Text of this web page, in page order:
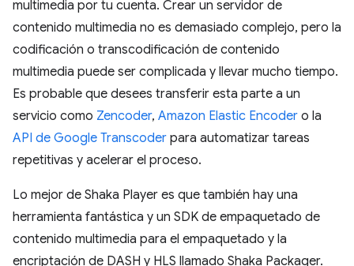
multimedia por tu cuenta. Crear un servidor de
contenido multimedia no es demasiado complejo, pero la
codificación o transcodificación de contenido
multimedia puede ser complicada y llevar mucho tiempo.
Es probable que desees transferir esta parte a un
servicio como Zencoder, Amazon Elastic Encoder o la
API de Google Transcoder para automatizar tareas
repetitivas y acelerar el proceso.
Lo mejor de Shaka Player es que también hay una
herramienta fantástica y un SDK de empaquetado de
contenido multimedia para el empaquetado y la
encriptación de DASH y HLS llamado Shaka Packager.